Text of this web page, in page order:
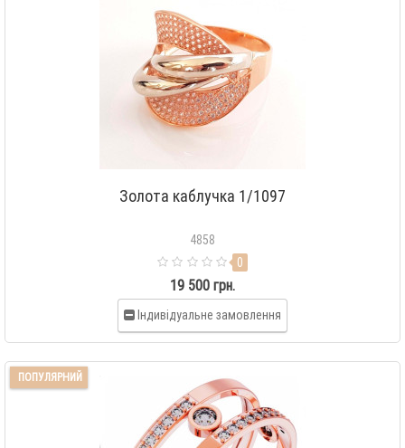
Золота каблучка 1/1097
4858
0
19 500 грн.
Індивідуальне замовлення
ПОПУЛЯРНИЙ